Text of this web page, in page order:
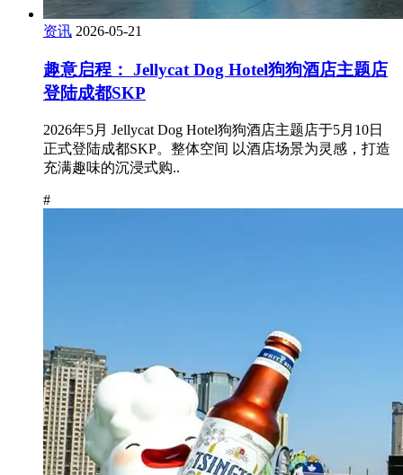
资讯 2026-05-21
趣意启程： Jellycat Dog Hotel狗狗酒店主题店
登陆成都SKP
2026年5月 Jellycat Dog Hotel狗狗酒店主题店于5月10日
正式登陆成都SKP。整体空间 以酒店场景为灵感，打造
充满趣味的沉浸式购..
#